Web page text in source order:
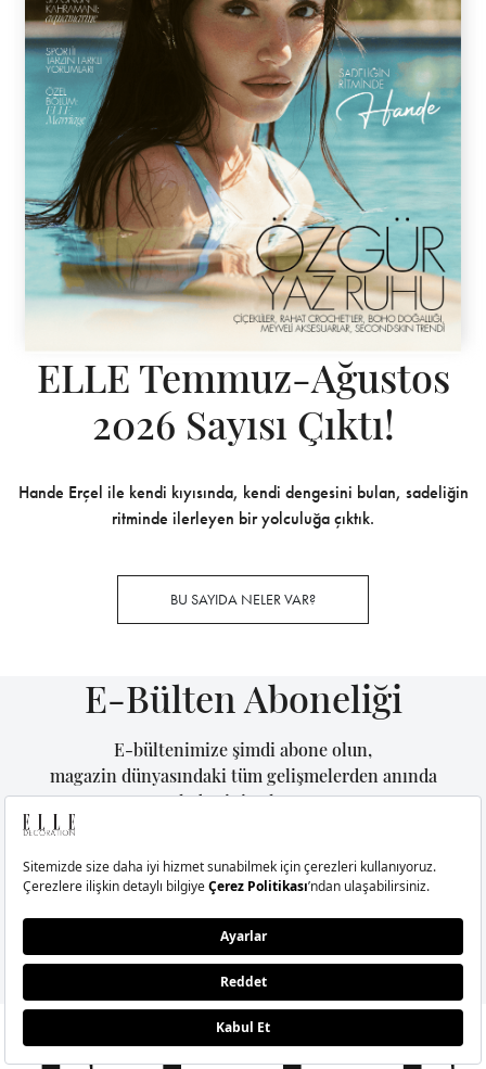
ELLE Temmuz-Ağustos
2026 Sayısı Çıktı!
Hande Erçel ile kendi kıyısında, kendi dengesini bulan, sadeliğin
ritminde ilerleyen bir yolculuğa çıktık.
BU SAYIDA NELER VAR?
E-Bülten Aboneliği
E-bültenimize şimdi abone olun,
magazin dünyasındaki tüm gelişmelerden anında
haberiniz olsun.
GÖNDER